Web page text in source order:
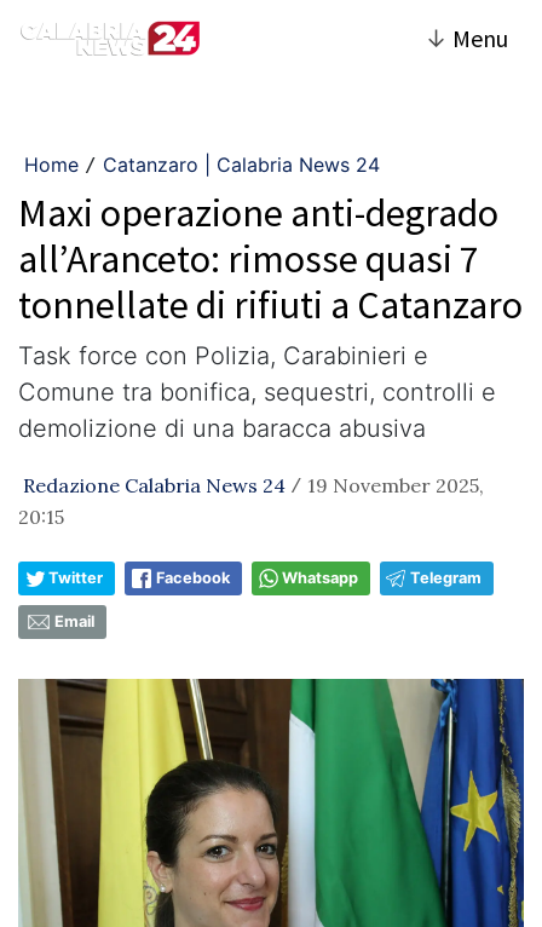
↓ Menu
Home / Catanzaro | Calabria News 24
Maxi operazione anti-degrado
all’Aranceto: rimosse quasi 7
tonnellate di rifiuti a Catanzaro
Task force con Polizia, Carabinieri e
Comune tra bonifica, sequestri, controlli e
demolizione di una baracca abusiva
Redazione Calabria News 24 / 19 November 2025,
20:15
Twitter Facebook Whatsapp Telegram
Email